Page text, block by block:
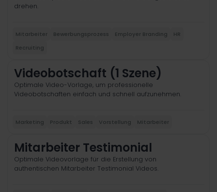
drehen.
Mitarbeiter Bewerbungsprozess Employer Branding
HR
Recruiting
Videobotschaft (1 Szene)
Optimale Video-Vorlage, um professionelle
Videobotschaften einfach und schnell aufzunehmen.
Marketing Produkt Sales Vorstellung Mitarbeiter
Mitarbeiter Testimonial
Optimale Videovorlage für die Erstellung von
authentischen Mitarbeiter Testimonial Videos.